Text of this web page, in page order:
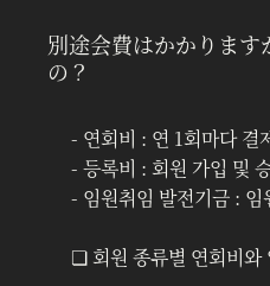
別途会費はかかります
の？
- 연회비 : 연 1회마다 결
- 등록비 : 회원 가입 및
- 임원취임 발전기금 : 임
❏ 회원 종류별 연회비와